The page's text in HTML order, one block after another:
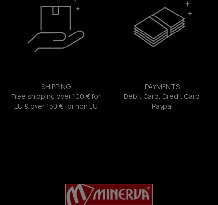
SHIPPING
Free shipping over 100 € for
EU & over 150 € for non EU
PAYMENTS
Debit Card, Credit Card,
Paypal